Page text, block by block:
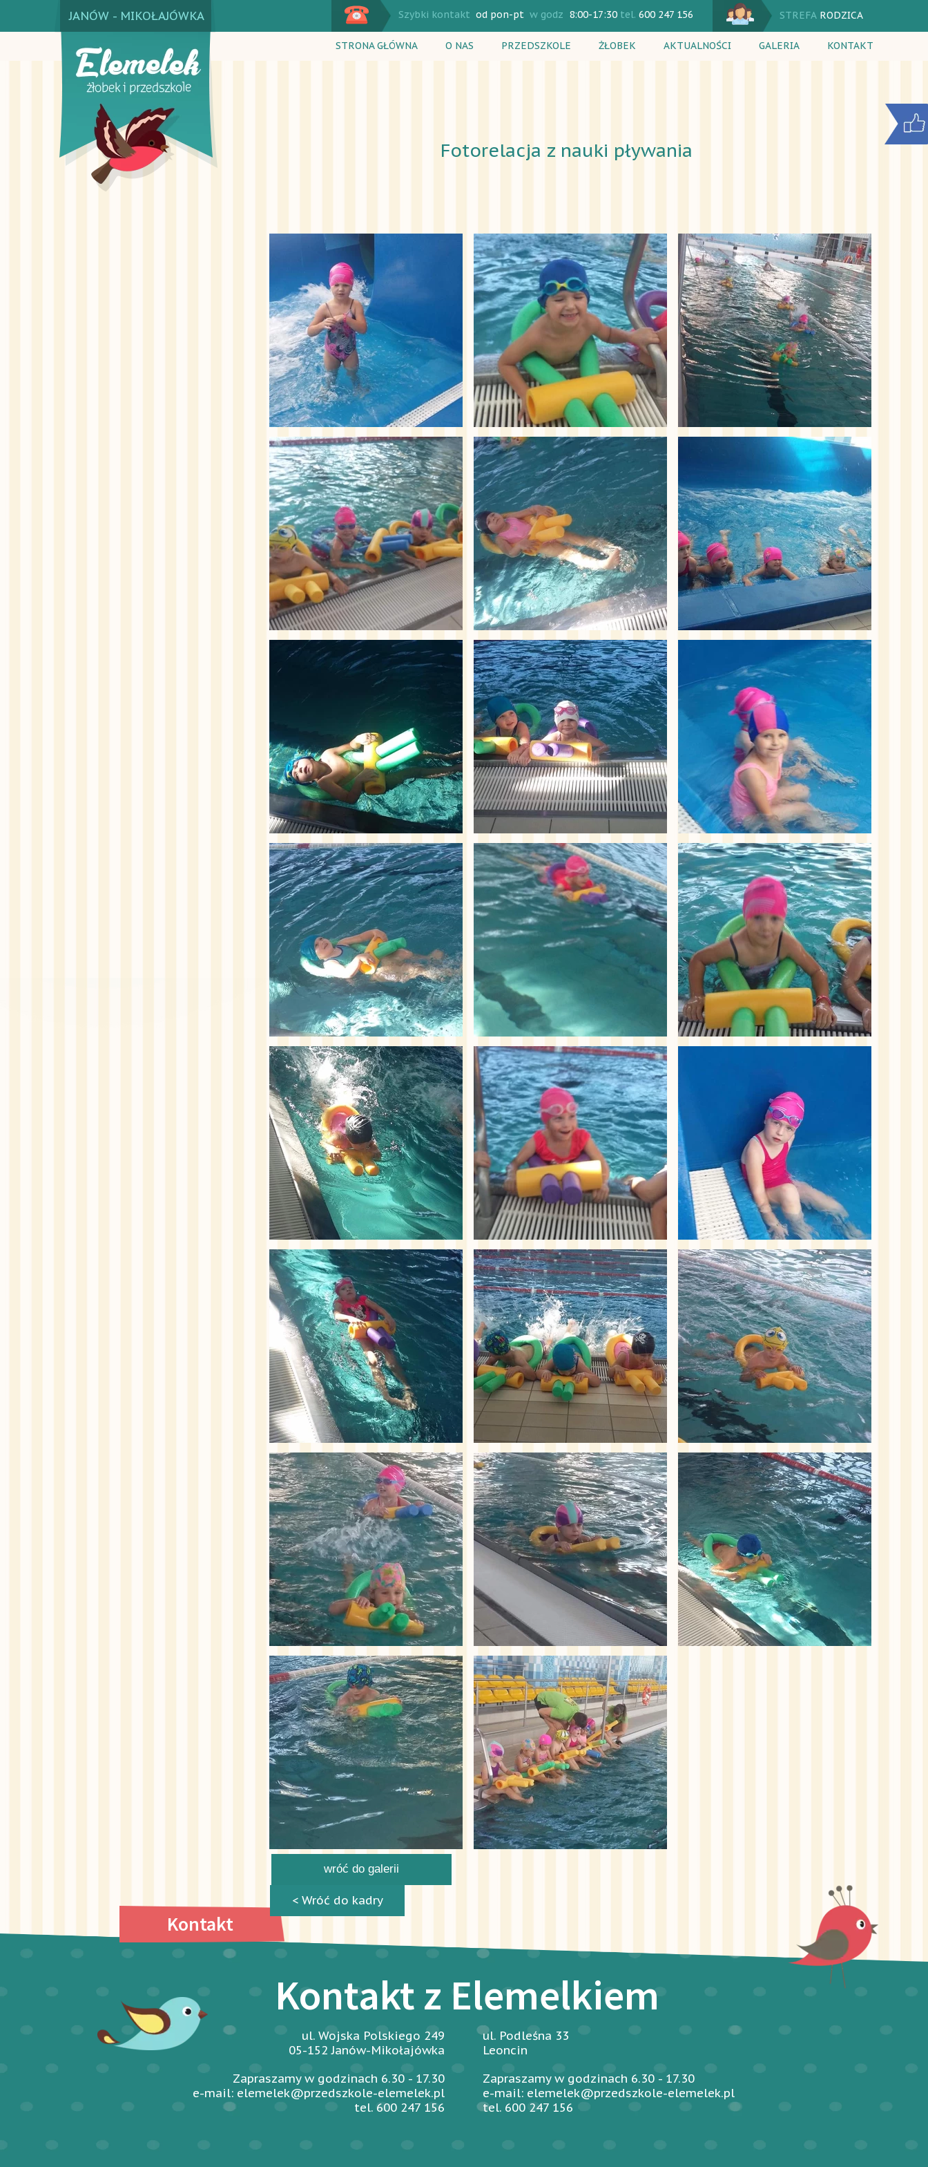
< Wróć do kadry
Kontakt
ul. Podleśna 33
Leoncin
Zapraszamy w godzinach 6.30 - 17.30
e-mail: elemelek@przedszkole-elemelek.pl
tel. 600 247 156
ul. Wojska Polskiego 249
05-152 Janów-Mikołajówka
Zapraszamy w godzinach 6.30 - 17.30
e-mail: elemelek@przedszkole-elemelek.pl
tel. 600 247 156
Kontakt z Elemelkiem
JANÓW - MIKOŁAJÓWKA STREFARODZICA
STRONA GŁÓWNA O NAS PRZEDSZKOLE
Cennik
ŻŁOBEK
Cennik
AKTUALNOŚCI GALERIA KONTAKT
Szybki kontakt od pon-pt w godz 8:00-17:30 tel. 600 247 156
Fotorelacja z nauki pływania
wróć do galerii